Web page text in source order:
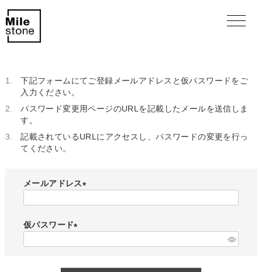
下記フォームにてご登録メールアドレスと仮パスワードをご
入力ください。
パスワード変更用ページのURLを記載したメールを送信しま
す。
記載されているURLにアクセスし、パスワードの変更を行っ
てください。
メールアドレス
)
仮パスワード